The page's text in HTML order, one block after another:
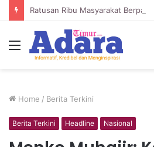
Menu
Home / Berita Terkini
Berita Terkini Headline Nasional